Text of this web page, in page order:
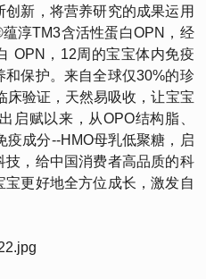
新，将营养研究的成果运用
淳TM3含活性蛋白OPN，经
OPN，12周的宝宝体内免疫
保护。来自全球仅30%的珍
床验证，天然易吸收，让宝宝
启赋以来，从OPO结构脂、
疫成分--HMO母乳低聚糖，启
，给中国消费者高品质的科
更好地全方位成长，激发自